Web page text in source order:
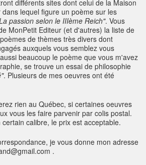
différents sites dont celui de la Maison
lequel figure un poème sur les
passion selon le IIIème Reich". Vous
MonPetit Editeur (et d'autres) la liste de
de thèmes très divers dont
auxquels vous semblez vous
beaucoup le poème que vous m'avez
se trouve un essai de philosophie
. Plusieurs de mes oeuvres ont été
rien au Québec, si certaines oeuvres
vous les faire parvenir par colis postal.
calibre, le prix est acceptable.
je vous donne mon adresse
.